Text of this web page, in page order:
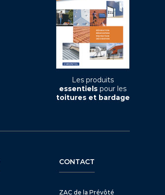
Les produits
essentiels pour les
toitures et bardage
CONTACT
ZAC de la Prévôté